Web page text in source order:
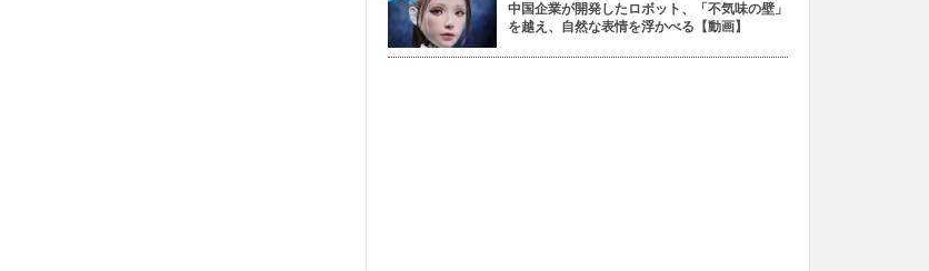
中国企業が開発したロボット、「不気味の壁」
を越え、自然な表情を浮かべる【動画】